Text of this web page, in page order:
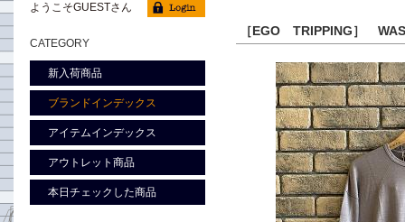
［EGO TRIPPING］
ようこそGUESTさん
CATEGORY
新入荷商品
ブランドインデックス
アイテムインデックス
アウトレット商品
本日チェックした商品